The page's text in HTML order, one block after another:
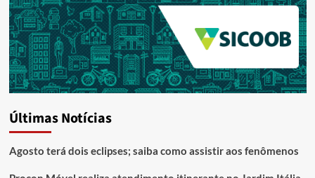
Últimas Notícias
Agosto terá dois eclipses; saiba como assistir aos fenômenos